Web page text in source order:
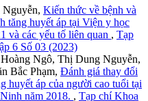
Kiến thức về bệnh và
tăng huyết áp tại Viện y học
và các yếu tố liên quan , Tạp
6 Số 03 (2023)
Ngô, Thị Dung Nguyễn,
Bắc Phạm, Đánh giá thay đổi
huyết áp của người cao tuổi tại
năm 2018. , Tạp chí Khoa